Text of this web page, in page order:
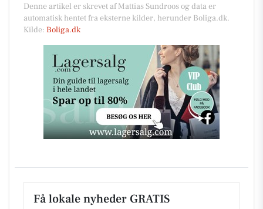
Denne artikel er skrevet af Mattias Sundroos og data er
automatisk hentet fra eksterne kilder, herunder Boliga.dk.
Kilde: Boliga.dk
Få lokale nyheder GRATIS